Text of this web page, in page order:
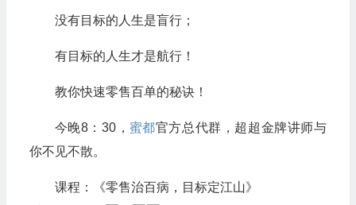
没有目标的人生是盲行；
有目标的人生才是航行！
教你快速零售百单的秘诀！
今晚8：30，蜜都官方总代群，超超金牌讲师与
你不见不散。
课程：《零售治百病，目标定江山》